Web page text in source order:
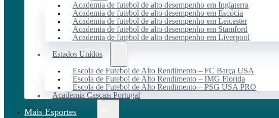
Academia de futebol de alto desempenho em Inglaterra
Academia de futebol de alto desempenho em Escócia
Academia de futebol de alto desempenho em Leicester
Academia de futebol de alto desempenho em Stamford
Academia de futebol de alto desempenho em Liverpool
Estados Unidos
Escola de Futebol de Alto Rendimento – FC Barça USA
Escola de Futebol de Alto Rendimento – IMG Florida
Escola de Futebol de Alto Rendimento – PSG USA PRO
Academia Cascais Portugal
Mais Esportes